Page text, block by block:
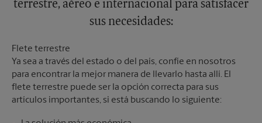
terrestre, aéreo e internacional para satisfacer
sus necesidades:
Flete terrestre
Ya sea a través del estado o del país, confíe en nosotros
para encontrar la mejor manera de llevarlo hasta allí. El
flete terrestre puede ser la opción correcta para sus
artículos importantes, si está buscando lo siguiente: